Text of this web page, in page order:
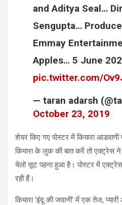
and Aditya Seal…
Sengupta…
Emmay
Apples… 5 June
pic.twitter.com/
— taran adarsh
October 23, 2019
शेयर किए गए पोस्टर में कियारा
कियारा के लुक की बात करें तो एक्ट्रेस
येलो सूट पहना हुआ है। पोस्टर में
रही हैं।
कियारा ‘इंदू की जवानी’ में एक तेज,